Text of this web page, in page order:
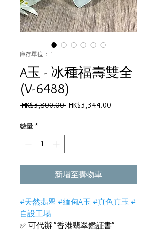
庫存單位： 1
A玉 - 冰種福壽雙全
(V-6488)
HK$3,800.00 一HK$3,344.00
數量 *
新增至購物車
#天然翡翠 #緬甸A玉 #真色真玉 #
自設工場
✅ 可代辦 "香港翡翠鑑証書"